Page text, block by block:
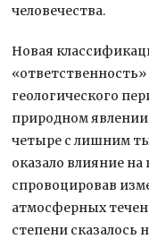
человечества.
Новая
геологического
природном
четыре с лишним
оказало влияние на
спровоцировав
атмосферных
степени сказалось